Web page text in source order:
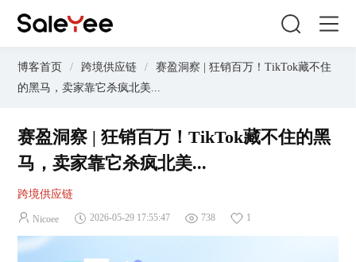
博客首页 / 跨境供应链 /
赛盈洞察 | 狂销百万！TikTok藏不住
的黑马，卖家靠它杀疯北美...
赛盈洞察 | 狂销百万！TikTok藏不住的黑
马，卖家靠它杀疯北美...
跨境供应链
Nicoee 2026-05-29 17:55:47 738 1